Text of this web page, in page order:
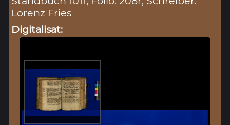
Lorenz Fries
Digitalisat: